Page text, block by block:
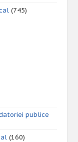
(745)
publice
(160)